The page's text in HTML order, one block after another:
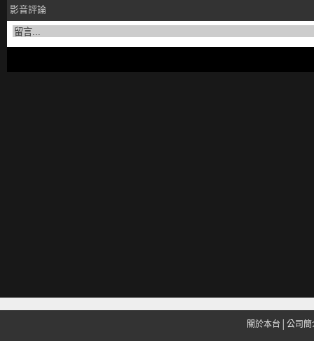
影音評論
關於本台 公司簡